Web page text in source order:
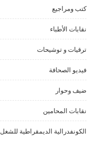
كتب ومراجيع
نقابات الأطباء
ترقيات و توشيحات
فيديو الصحافة
ضيف وحوار
نقابات المحامين
الكونفدرالية الديمقراطية للشغل